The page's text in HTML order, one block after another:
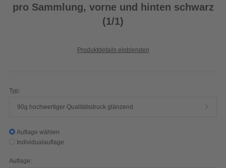
pro Sammlung, vorne und hinten schwarz
(1/1)
Produktdetails einblenden
Typ:
90g hochwertiger Qualitätsdruck glänzend
Auflage wählen
Individualauflage
Auflage: